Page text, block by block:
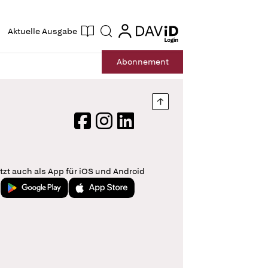
Aktuelle Ausgabe Suche login
login
Abonnement
Nach oben springen
FacebookInstagram
LinkedIn
auch als App für iOS und Android
Jetzt bei Google PlayLaden im App Store